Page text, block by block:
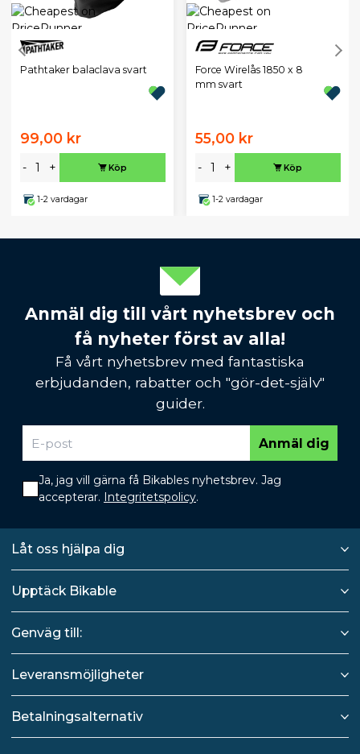
Pathtaker balaclava svart
99,00 kr
- + Köp
1-2 vardagar
Force Wirelås 1850 x 8
mm svart
55,00 kr
- + Köp
1-2 vardagar
Anmäl dig till vårt nyhetsbrev och
få nyheter först av alla!
Få vårt nyhetsbrev med fantastiska
erbjudanden, rabatter och "gör-det-själv"
guider.
Anmäl dig
Ja, jag vill gärna få Bikables nyhetsbrev. Jag
accepterar. Integritetspolicy.
Låt oss hjälpa dig
Upptäck Bikable
Genväg till:
Leveransmöjligheter
Betalningsalternativ